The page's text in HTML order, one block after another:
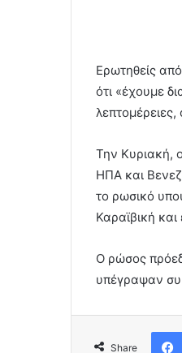
Ερωτηθείς
ότι «έχουμε
Την Κυριακή,
ΗΠΑ και
το ρωσικό
Καραϊβική
Ο ρώσος
υπέγραψαν
Share